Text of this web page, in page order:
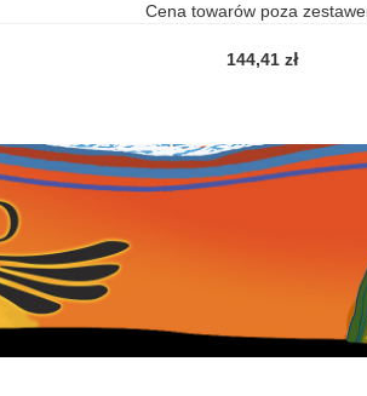
Cena towarów poza
144,41 zł